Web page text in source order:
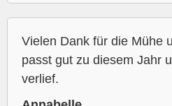
Vielen Dank für die Mühe
passt gut zu diesem Jahr
verlief.